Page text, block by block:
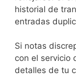
historial de
entradas
Si notas
con el servicio
detalles de tu